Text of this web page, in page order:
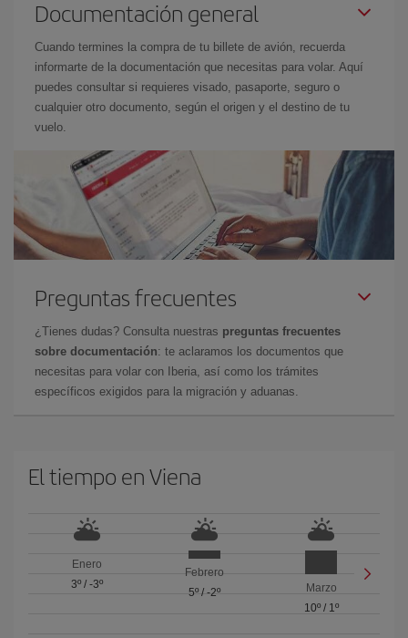
Documentación general
Cuando termines la compra de tu billete de avión, recuerda
informarte de la documentación que necesitas para volar. Aquí
puedes consultar si requieres visado, pasaporte, seguro o
cualquier otro documento, según el origen y el destino de tu
vuelo.
Preguntas frecuentes
¿Tienes dudas? Consulta nuestras preguntas frecuentes
sobre documentación: te aclaramos los documentos que
necesitas para volar con Iberia, así como los trámites
específicos exigidos para la migración y aduanas.
El tiempo en Viena
Enero
3º/ -3º
Febrero
5º/ -2º
Marzo
10º/ 1º